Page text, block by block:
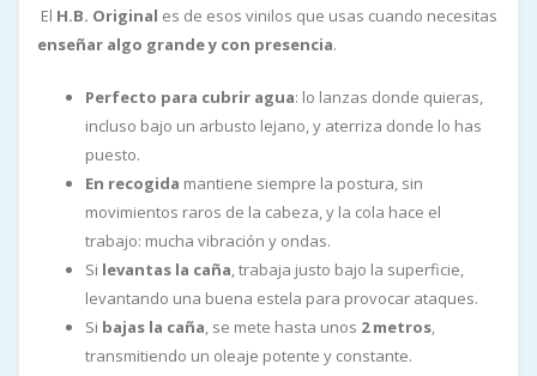
El H.B. Original es de esos vinilos que usas cuando necesitas
enseñar algo grande y con presencia.
Perfecto para cubrir agua: lo lanzas donde quieras,
incluso bajo un arbusto lejano, y aterriza donde lo has
puesto.
En recogida mantiene siempre la postura, sin
movimientos raros de la cabeza, y la cola hace el
trabajo: mucha vibración y ondas.
Si levantas la caña, trabaja justo bajo la superficie,
levantando una buena estela para provocar ataques.
Si bajas la caña, se mete hasta unos 2 metros,
transmitiendo un oleaje potente y constante.